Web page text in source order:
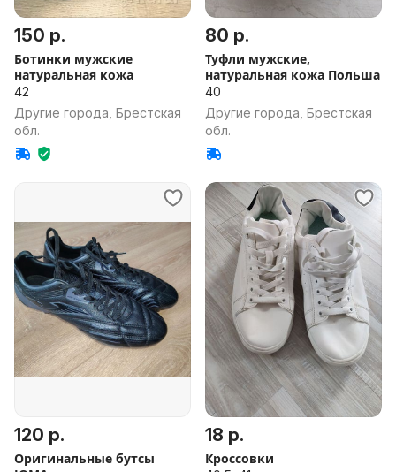
150 р.
Ботинки мужские
натуральная кожа
42
Другие города, Брестская
обл.
80 р.
Туфли мужские,
натуральная кожа Польша
40
Другие города, Брестская
обл.
120 р.
Оригинальные бутсы
18 р.
Кроссовки